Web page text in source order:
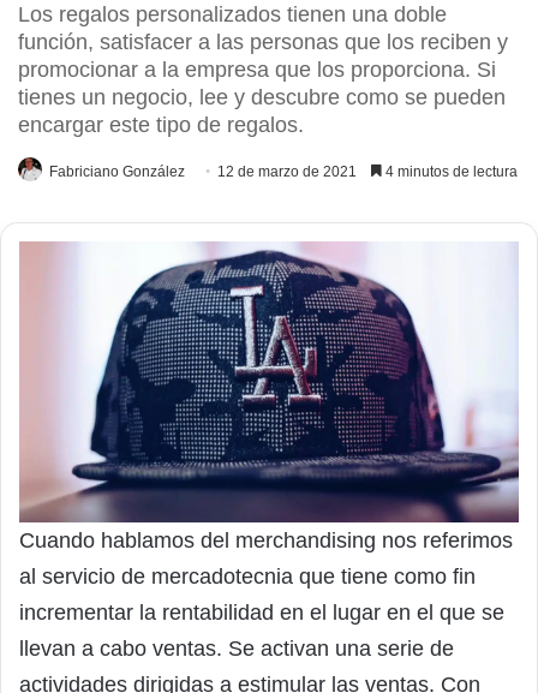
Los regalos personalizados tienen una doble
función, satisfacer a las personas que los reciben y
promocionar a la empresa que los proporciona. Si
tienes un negocio, lee y descubre como se pueden
encargar este tipo de regalos.
Fabriciano González 12 de marzo de 2021 4 minutos de lectura
Cuando hablamos del merchandising nos referimos
al servicio de mercadotecnia que tiene como fin
incrementar la rentabilidad en el lugar en el que se
llevan a cabo ventas. Se activan una serie de
actividades dirigidas a estimular las ventas. Con